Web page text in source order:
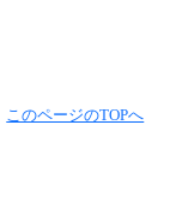
このページのTOPへ